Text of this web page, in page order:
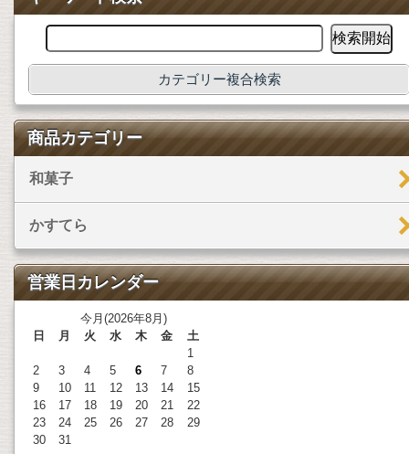
カテゴリー複合検索
商品カテゴリー
和菓子
かすてら
営業日カレンダー
今月(2026年8月)
日
月 火 水 木 金
土
1
2
3 4 5 6 7
8
9
10 11 12 13 14
15
16
17 18 19 20 21
22
23
24 25 26 27 28
29
30
31